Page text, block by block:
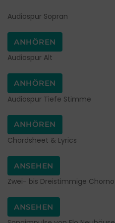
Audiospur Sopran
ANHÖREN
Audiospur Alt
ANHÖREN
Audiospur Tiefe Stimme
ANHÖREN
Chordsheet & Lyrics
ANSEHEN
Zwei- bis Dreistimmige
ANSEHEN